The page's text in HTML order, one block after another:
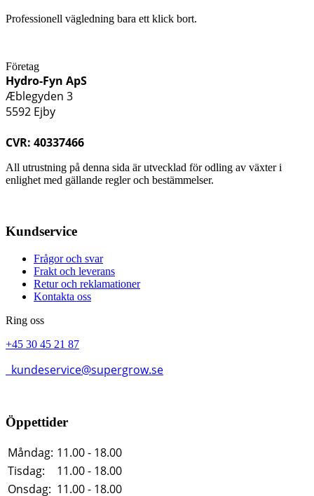
Professionell vägledning bara ett klick bort.
Företag
Hydro-Fyn ApS
Æblegyden 3
5592 Ejby
CVR: 40337466
All utrustning på denna sida är utvecklad för odling av växter i
enlighet med gällande regler och bestämmelser.
Kundservice
Frågor och svar
Frakt och leverans
Retur och reklamationer
Kontakta oss
Ring oss
+45 30 45 21 87
kundeservice@supergrow.se
Öppettider
Måndag: 11.00 - 18.00
Tisdag:
11.00 - 18.00
Onsdag: 11.00 - 18.00